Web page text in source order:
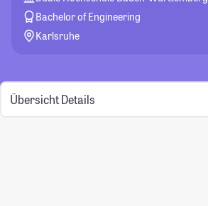
Bachelor of Engineering
Karlsruhe
Übersicht Details